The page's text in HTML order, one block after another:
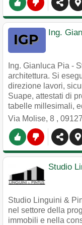
Ing.
Ing. Gianluca Pia -
architettura. Si
direzione lavori,
Suape, attestati di
tabelle millesimali,
Via Molise, 8 , 09127
Studio
Studio Linguini &
nel settore della
immobili e nella